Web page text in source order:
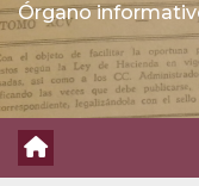
Órgano